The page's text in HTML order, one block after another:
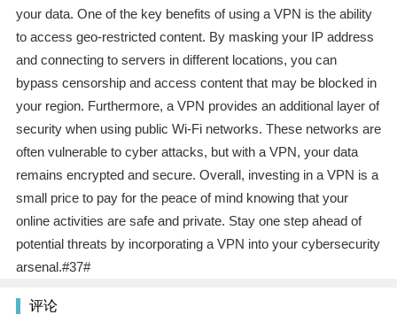
your data. One of the key benefits of using a VPN is the ability
to access geo-restricted content. By masking your IP address
and connecting to servers in different locations, you can
bypass censorship and access content that may be blocked in
your region. Furthermore, a VPN provides an additional layer of
security when using public Wi-Fi networks. These networks are
often vulnerable to cyber attacks, but with a VPN, your data
remains encrypted and secure. Overall, investing in a VPN is a
small price to pay for the peace of mind knowing that your
online activities are safe and private. Stay one step ahead of
potential threats by incorporating a VPN into your cybersecurity
arsenal.#37#
评论